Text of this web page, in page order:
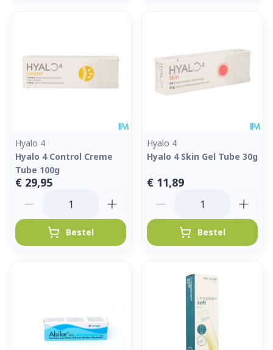
Hyalo 4
Hyalo 4 Control Creme
Tube 100g
€ 29,95
Bestel
Hyalo 4
Hyalo 4 Skin Gel Tube 30g
€ 11,89
Bestel